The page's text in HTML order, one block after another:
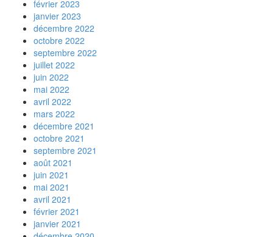
février 2023
janvier 2023
décembre 2022
octobre 2022
septembre 2022
juillet 2022
juin 2022
mai 2022
avril 2022
mars 2022
décembre 2021
octobre 2021
septembre 2021
août 2021
juin 2021
mai 2021
avril 2021
février 2021
janvier 2021